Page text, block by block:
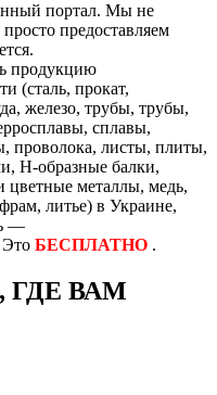
портал. Мы не
предоставляем
продукцию
(сталь, прокат,
железо, трубы, трубы,
сплавы,
проволока, листы, плиты,
H-образные балки,
цветные металлы, медь,
литье) в Украине,
—
Это БЕСПЛАТНО .
ГДЕ ВАМ